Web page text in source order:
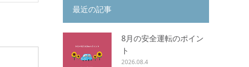
最近の記事
8月の安全運転のポイン
ト
2026.08.4